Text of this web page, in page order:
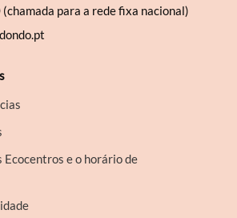
para a rede fixa nacional)
Ecocentros e o horário de